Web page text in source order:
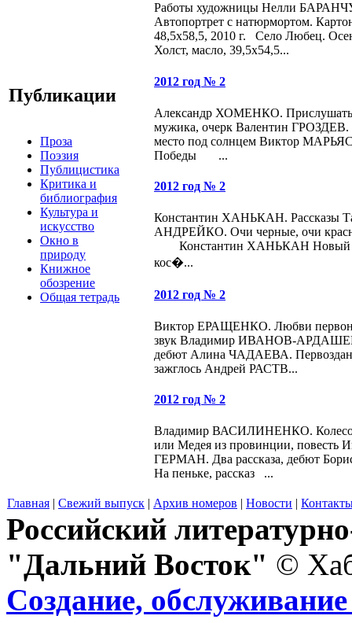
Публикации
Проза
Поэзия
Публицистика
Критика и
библиография
Культура и
искусство
Окно в
природу
Книжное
обозрение
Общая тетрадь
Работы художницы Нелли
Автопортрет с натюрмортом.
48,5х58,5, 2010 г. Село Любец.
Холст, масло, 39,5х54,5...
2012 год № 2
Александр ХОМЕНКО.
мужика, очерк Валентин ГРОЗДЕВ.
место под солнцем Виктор
Победы ...
2012 год № 2
Константин ХАНЬКАН. Рассказы
АНДРЕЙКО. Очи черные, очи
Константин ХАНЬКАН Новый
кос�...
2012 год № 2
Виктор ЕРАЩЕНКО. Любви
звук Владимир ИВАНОВ-
дебют Алина ЧАДАЕВА.
зажглось Андрей РАСТВ...
2012 год № 2
Владимир ВАСИЛИНЕНКО.
или Медея из провинции, повесть
ГЕРМАН. Два рассказа, дебют
На пеньке, рассказ ...
Главная | Свежий выпуск | Архив номеров | Новости |
Российский
"Дальний Восток" ©
Создание,